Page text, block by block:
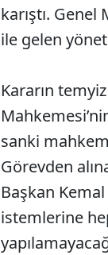
karıştı.
ile gelen
Kararın
sanki
Görevden
Başkan Kemal
istemlerine